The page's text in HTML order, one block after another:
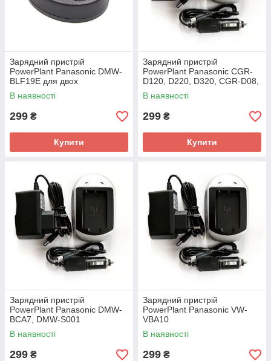
Зарядний пристрій
PowerPlant Panasonic DMW-
BLF19E для двох
акумуляторів
В наявності
299 ₴
Купити
Зарядний пристрій
PowerPlant Panasonic CGR-
D120, D220, D320, CGR-D08,
DMW-BL14, CGR-S602A
В наявності
299 ₴
Купити
Зарядний пристрій
PowerPlant Panasonic DMW-
BCA7, DMW-S001
В наявності
299 ₴
Зарядний пристрій
PowerPlant Panasonic VW-
VBA10
В наявності
299 ₴